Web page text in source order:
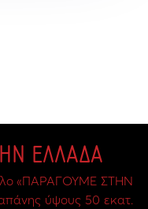
ΕΛΛΑΔΑ
«ΠΑΡΑΓΟΥΜΕ ΣΤΗΝ
ύψους 50 εκατ.